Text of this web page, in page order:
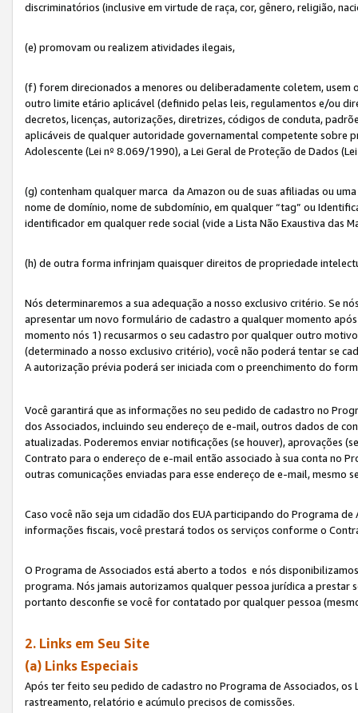
discriminatórios (inclusive em virtude de raça, cor, gênero, religião,
(e) promovam ou realizem atividades ilegais,
(f) forem direcionados a menores ou deliberadamente coletem, usem
outro limite etário aplicável (definido pelas leis, regulamentos e/ou
decretos, licenças, autorizações, diretrizes, códigos de conduta,
aplicáveis de qualquer autoridade governamental competente sobre
Adolescente (Lei nº 8.069/1990), a Lei Geral de Proteção de Dados
(g) contenham qualquer marca da Amazon ou de suas afiliadas ou
nome de domínio, nome de subdomínio, em qualquer “tag” ou
identificador em qualquer rede social (vide a Lista Não Exaustiva das
(h) de outra forma infrinjam quaisquer direitos de propriedade
Nós determinaremos a sua adequação a nosso exclusivo critério. Se
apresentar um novo formulário de cadastro a qualquer momento
momento nós 1) recusarmos o seu cadastro por qualquer outro
(determinado a nosso exclusivo critério), você não poderá tentar se
A autorização prévia poderá ser iniciada com o preenchimento do
Você garantirá que as informações no seu pedido de cadastro no
dos Associados, incluindo seu endereço de e-mail, outros dados de
atualizadas. Poderemos enviar notificações (se houver), aprovações
Contrato para o endereço de e-mail então associado à sua conta no
outras comunicações enviadas para esse endereço de e-mail,
Caso você não seja um cidadão dos EUA participando do Programa
informações fiscais, você prestará todos os serviços conforme o
O Programa de Associados está aberto a todos e nós
programa. Nós jamais autorizamos qualquer pessoa jurídica a
portanto desconfie se você for contatado por qualquer pessoa
2. Links em Seu Site
(a) Links Especiais
Após ter feito seu pedido de cadastro no Programa de Associados, os
rastreamento, relatório e acúmulo precisos de comissões.